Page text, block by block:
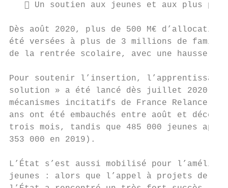
 Un soutien aux jeunes et aux plus
Dès août 2020, plus de 500 M€
été versées à plus de 3 millions de
de la rentrée scolaire, avec une hausse
Pour soutenir l’insertion,
solution » a été lancé dès juillet 2020 et
mécanismes incitatifs de France Relance,
ans ont été embauchés entre août et
trois mois, tandis que 485 000 jeunes
353 000 en 2019).
L’État s’est aussi mobilisé pour
jeunes : alors que l’appel à projets de